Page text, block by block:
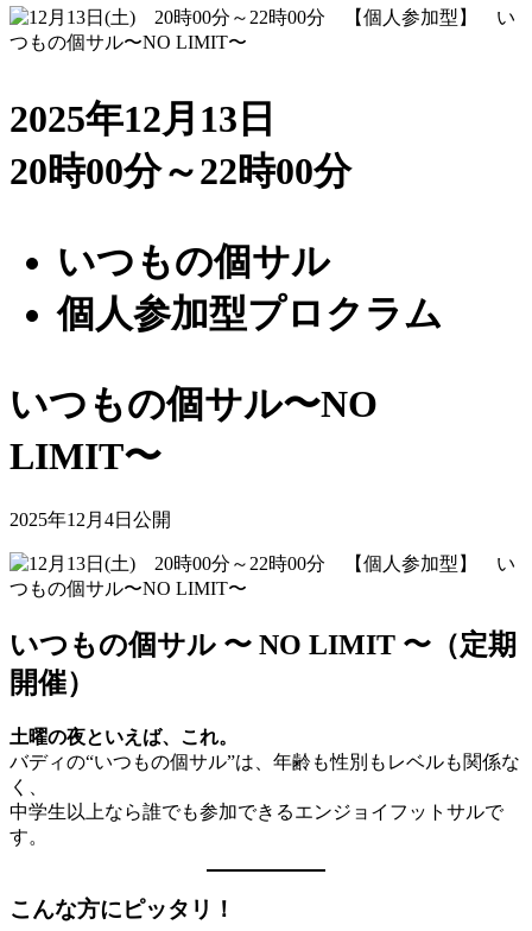
2025年12月13日
20時00分～22時00分
いつもの個サル
個人参加型プロクラム
いつもの個サル〜NO
LIMIT〜
2025年12月4日公開
いつもの個サル 〜 NO LIMIT 〜（定期
開催）
土曜の夜といえば、これ。
バディの“いつもの個サル”は、年齢も性別もレベルも関係な
く、
中学生以上なら誰でも参加できるエンジョイフットサルで
す。
こんな方にピッタリ！